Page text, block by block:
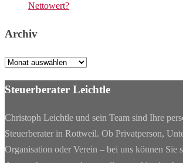
Nettowert?
Archiv
Archiv
Steuerberater Leichtle
Christoph Leichtle und sein Team sind Ihre
Steuerberater in Rottweil. Ob Privatperson,
Organisation oder Verein – bei uns können Sie